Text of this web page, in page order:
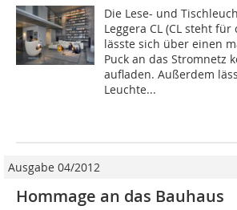
Die Lese- und
Leggera CL (CL steht
lässte sich über einen
Puck an das Stromnetz
aufladen. Außerdem
Leuchte...
Ausgabe 04/2012
Hommage an das Bauhaus